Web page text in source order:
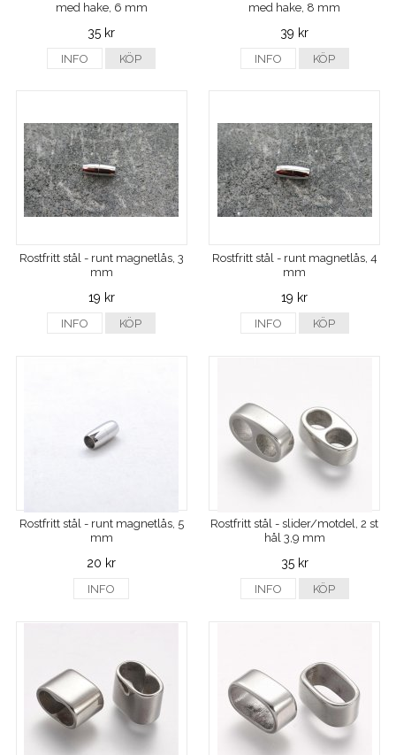
med hake, 6 mm
35 kr
INFO KÖP
med hake, 8 mm
39 kr
INFO KÖP
Rostfritt stål - runt magnetlås, 3
mm
19 kr
INFO KÖP
Rostfritt stål - runt magnetlås, 4
mm
19 kr
INFO KÖP
Rostfritt stål - runt magnetlås, 5
mm
20 kr
INFO
Rostfritt stål - slider/motdel, 2 st
hål 3,9 mm
35 kr
INFO KÖP